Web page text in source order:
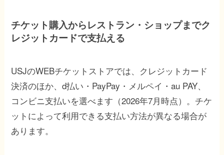
チケット購入からレストラン・ショップまでク
レジットカードで支払える
USJのWEBチケットストアでは、クレジットカード
決済のほか、d払い・PayPay・メルペイ・au PAY、
コンビニ支払いを選べます（2026年7月時点）。チケ
ットによって利用できる支払い方法が異なる場合が
あります。